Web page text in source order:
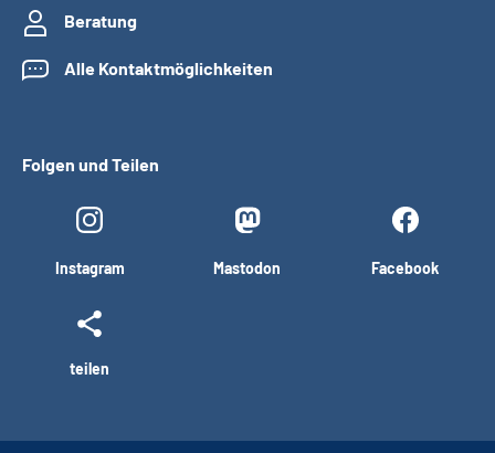
Beratung
Alle Kontaktmöglichkeiten
Folgen und Teilen
Instagram Mastodon Facebook
teilen